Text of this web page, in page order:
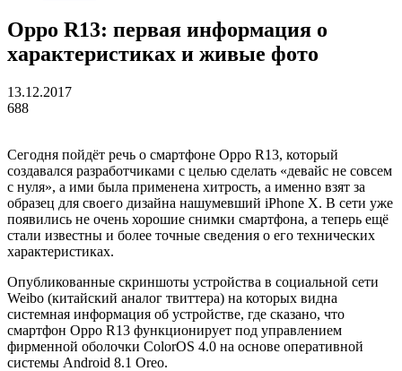
Oppo R13: первая информация о
характеристиках и живые фото
13.12.2017
688
Сегодня пойдёт речь о смартфоне Oppo R13, который
создавался разработчиками с целью сделать «девайс не совсем
с нуля», а ими была применена хитрость, а именно взят за
образец для своего дизайна нашумевший iPhone X. В сети уже
появились не очень хорошие снимки смартфона, а теперь ещё
стали известны и более точные сведения о его технических
характеристиках.
Опубликованные скриншоты устройства в социальной сети
Weibo (китайский аналог твиттера) на которых видна
системная информация об устройстве, где сказано, что
смартфон Oppo R13 функционирует под управлением
фирменной оболочки ColorOS 4.0 на основе оперативной
системы Android 8.1 Oreo.